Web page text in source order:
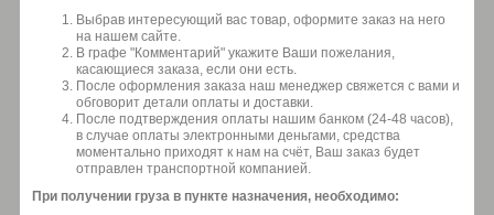
Выбрав интересующий вас товар, оформите заказ на него
на нашем сайте.
В графе "Комментарий" укажите Ваши пожелания,
касающиеся заказа, если они есть.
После оформления заказа наш менеджер свяжется с вами и
обговорит детали оплаты и доставки.
После подтверждения оплаты нашим банком (24-48 часов),
в случае оплаты электронными деньгами, средства
моментально приходят к нам на счёт, Ваш заказ будет
отправлен транспортной компанией.
При получении груза в пункте назначения, необходимо: